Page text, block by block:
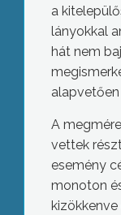
a
lányokkal
hát nem
A
vettek
esemény
monoton